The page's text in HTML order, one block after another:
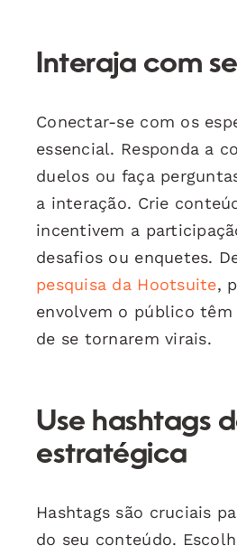
Interaja com
Conectar-se com os
essencial. Responda a
duelos ou faça
a interação. Crie
incentivem a
desafios ou enquetes.
pesquisa da Hootsuite,
envolvem o público têm
de se tornarem virais.
Use hashtags
estratégica
Hashtags são cruciais
do seu conteúdo.